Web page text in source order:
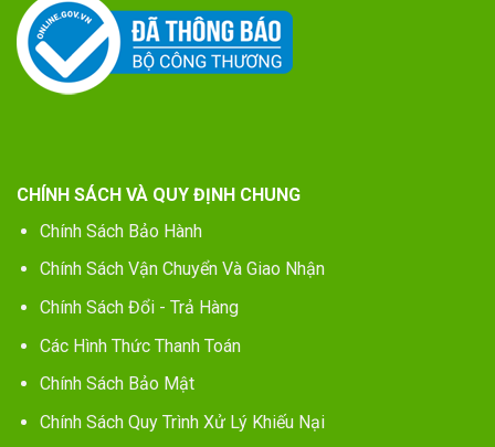
CHÍNH SÁCH VÀ QUY ĐỊNH CHUNG
Chính Sách Bảo Hành
Chính Sách Vận Chuyển Và Giao Nhận
Chính Sách Đổi - Trả Hàng
Các Hình Thức Thanh Toán
Chính Sách Bảo Mật
Chính Sách Quy Trình Xử Lý Khiếu Nại